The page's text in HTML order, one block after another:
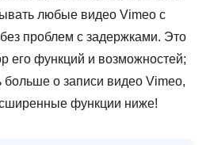
любые видео Vimeo с
проблем с задержками. Это
его функций и возможностей;
больше о записи видео Vimeo,
функции ниже!